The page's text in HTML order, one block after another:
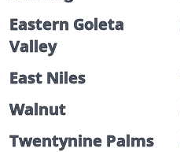
Eastern Goleta
Valley
East Niles
Walnut
Twentynine Palms